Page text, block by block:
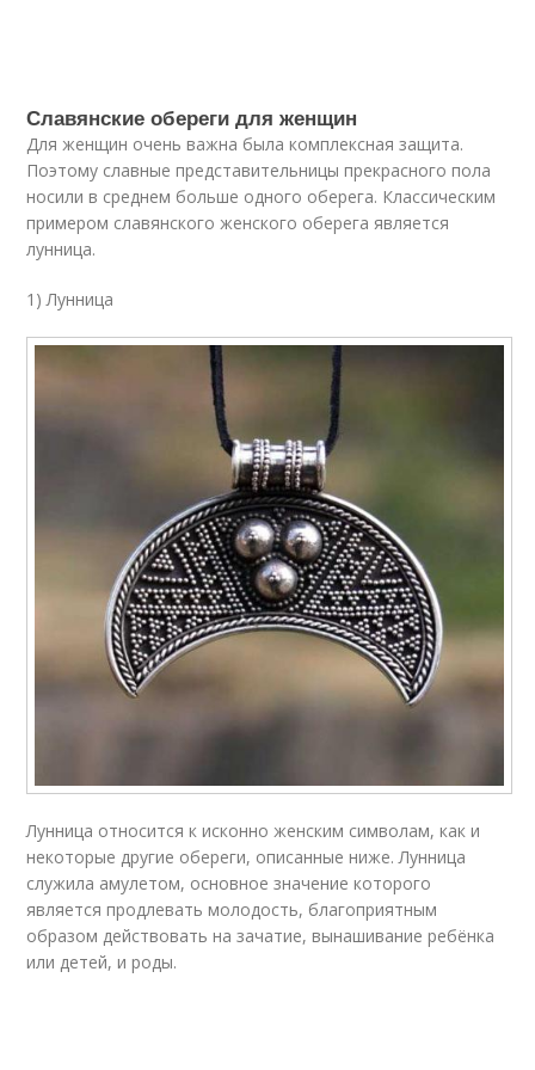
Славянские обереги для женщин
Для женщин очень важна была комплексная защита.
Поэтому славные представительницы прекрасного пола
носили в среднем больше одного оберега. Классическим
примером славянского женского оберега является
лунница.
1) Лунница
Лунница относится к исконно женским символам, как и
некоторые другие обереги, описанные ниже. Лунница
служила амулетом, основное значение которого
является продлевать молодость, благоприятным
образом действовать на зачатие, вынашивание ребёнка
или детей, и роды.